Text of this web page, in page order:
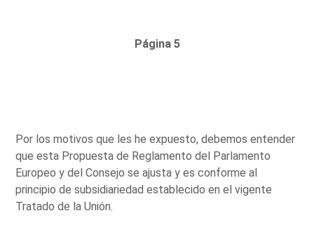
Página 5
Por los motivos que les he expuesto, debemos entender
que esta Propuesta de Reglamento del Parlamento
Europeo y del Consejo se ajusta y es conforme al
principio de subsidiariedad establecido en el vigente
Tratado de la Unión.